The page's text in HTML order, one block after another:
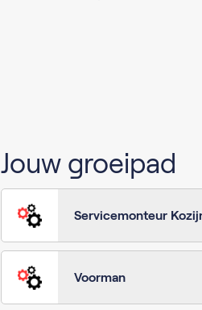
Jouw groeipad
Servicemonteur
Voorman